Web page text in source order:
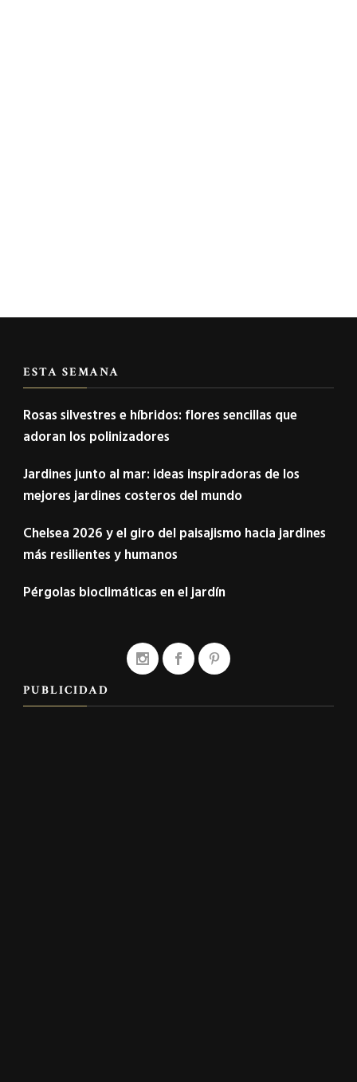
ESTA SEMANA
Rosas silvestres e híbridos: flores sencillas que
adoran los polinizadores
Jardines junto al mar: ideas inspiradoras de los
mejores jardines costeros del mundo
Chelsea 2026 y el giro del paisajismo hacia jardines
más resilientes y humanos
Pérgolas bioclimáticas en el jardín
PUBLICIDAD